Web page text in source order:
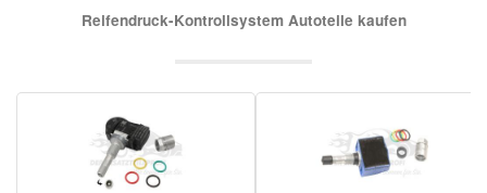
Reifendruck-Kontrollsystem Autoteile kaufen
Seat Ersatzteile